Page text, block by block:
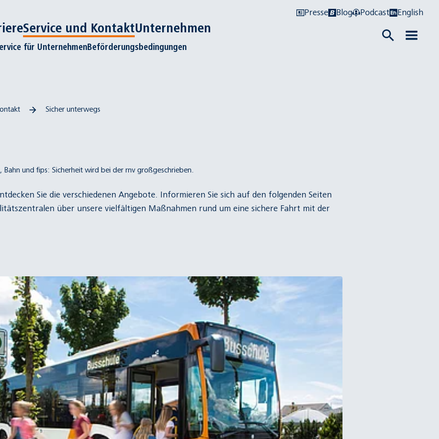
Service und KontaktUnternehmen
für UnternehmenBeförderungsbedingungen
Presse Blog Podcast English
Sicher unterwegs
Bahn und fips: Sicherheit wird bei der rnv großgeschrieben.
Sie die verschiedenen Angebote. Informieren Sie sich auf den folgenden Seiten
über unsere vielfältigen Maßnahmen rund um eine sichere Fahrt mit der